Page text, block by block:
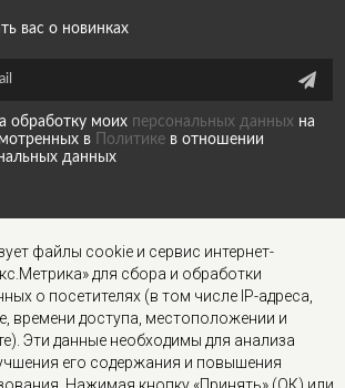
вас о новинках
обработку моих персональных данных на
в
Политике в отношении
данных
файлы cookie и сервис интернет-
для сбора и обработки
о посетителях (в том числе IP-адреса,
времени доступа, местоположении и
Эти данные необходимы для анализа
его содержания и повышения